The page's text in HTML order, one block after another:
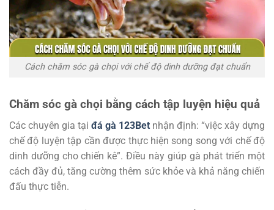
Cách chăm sóc gà chọi với chế độ dinh dưỡng đạt chuẩn
Chăm sóc gà chọi bằng cách tập luyện hiệu quả
Các chuyên gia tại đá gà 123Bet nhận định: “việc xây dựng
chế độ luyện tập cần được thực hiện song song với chế độ
dinh dưỡng cho chiến kê”. Điều này giúp gà phát triển một
cách đầy đủ, tăng cường thêm sức khỏe và khả năng chiến
đấu thực tiễn.